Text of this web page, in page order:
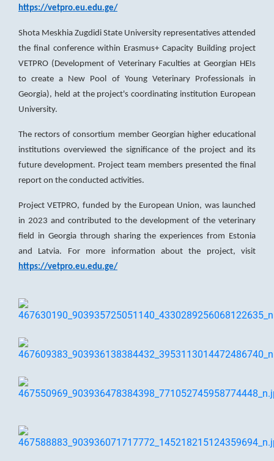
https://vetpro.eu.edu.ge/
Shota Meskhia Zugdidi State University representatives attended
the final conference within Erasmus+ Capacity Building project
VETPRO (Development of Veterinary Faculties at Georgian HEIs
to create a New Pool of Young Veterinary Professionals in
Georgia), held at the project's coordinating institution European
University.
The rectors of consortium member Georgian higher educational
institutions overviewed the significance of the project and its
future development. Project team members presented the final
report on the conducted activities.
Project VETPRO, funded by the European Union, was launched
in 2023 and contributed to the development of the veterinary
field in Georgia through sharing the experiences from Estonia
and Latvia. For more information about the project, visit
https://vetpro.eu.edu.ge/